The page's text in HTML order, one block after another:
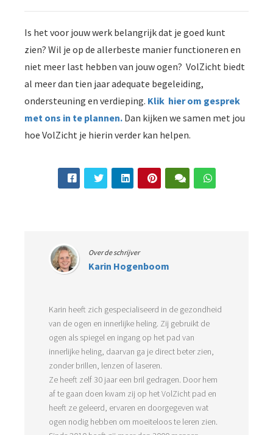
Is het voor jouw werk belangrijk dat je goed kunt
zien? Wil je op de allerbeste manier functioneren en
niet meer last hebben van jouw ogen? VolZicht biedt
al meer dan tien jaar adequate begeleiding,
ondersteuning en verdieping. Klik hier om gesprek
met ons in te plannen. Dan kijken we samen met jou
hoe VolZicht je hierin verder kan helpen.
Over de schrijver
Karin Hogenboom
Karin heeft zich gespecialiseerd in de gezondheid
van de ogen en innerlijke heling. Zij gebruikt de
ogen als spiegel en ingang op het pad van
innerlijke heling, daarvan ga je direct beter zien,
zonder brillen, lenzen of laseren.
Ze heeft zelf 30 jaar een bril gedragen. Door hem
af te gaan doen kwam zij op het VolZicht pad en
heeft ze geleerd, ervaren en doorgegeven wat
ogen nodig hebben om moeiteloos te leren zien.